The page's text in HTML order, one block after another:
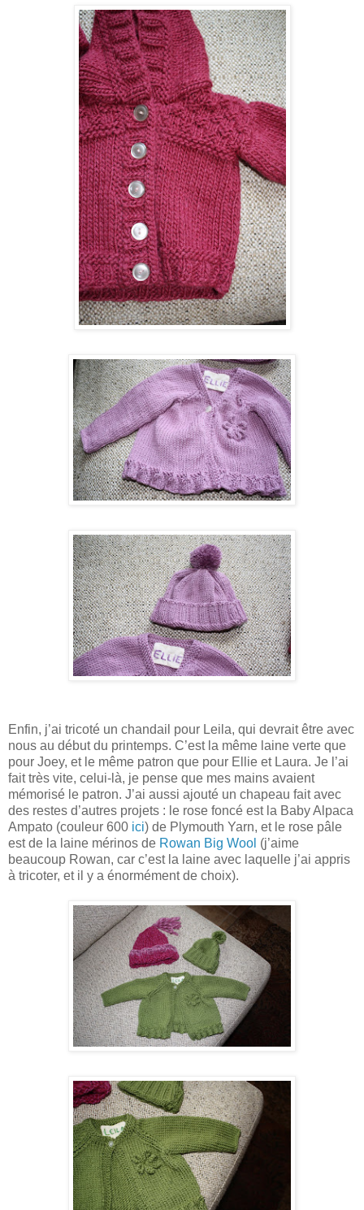
Enfin, j’ai tricoté un chandail pour Leila, qui devrait être avec
nous au début du printemps. C’est la même laine verte que
pour Joey, et le même patron que pour Ellie et Laura. Je l’ai
fait très vite, celui-là, je pense que mes mains avaient
mémorisé le patron. J’ai aussi ajouté un chapeau fait avec
des restes d’autres projets : le rose foncé est la Baby Alpaca
Ampato (couleur 600 ici) de Plymouth Yarn, et le rose pâle
est de la laine mérinos de Rowan Big Wool (j’aime
beaucoup Rowan, car c’est la laine avec laquelle j’ai appris
à tricoter, et il y a énormément de choix).